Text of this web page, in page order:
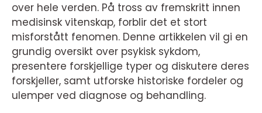
over hele verden. På tross av fremskritt innen
medisinsk vitenskap, forblir det et stort
misforstått fenomen. Denne artikkelen vil gi en
grundig oversikt over psykisk sykdom,
presentere forskjellige typer og diskutere deres
forskjeller, samt utforske historiske fordeler og
ulemper ved diagnose og behandling.